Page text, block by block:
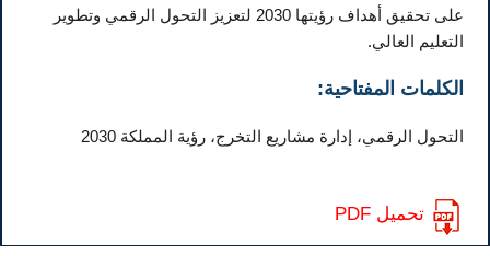
على تحقيق أهداف رؤيتها 2030 لتعزيز التحول الرقمي وتطوير
التعليم العالي.
الكلمات المفتاحية:
التحول الرقمي، إدارة مشاريع التخرج، رؤية المملكة 2030
تحميل PDF